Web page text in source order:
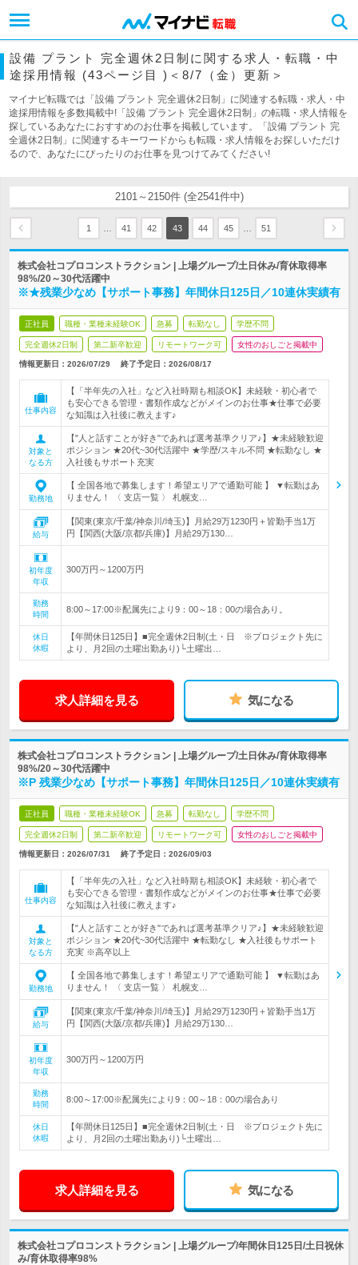
設備 プラント 完全週休2日制に関する求人・転職・中
途採用情報 (43ページ目 )＜8/7（金）更新＞
マイナビ転職では「設備 プラント 完全週休2日制」に関連する転職・求人・中
途採用情報を多数掲載中!「設備 プラント 完全週休2日制」の転職・求人情報を
探しているあなたにおすすめのお仕事を掲載しています。「設備 プラント 完
全週休2日制」に関連するキーワードからも転職・求人情報をお探しいただけ
るので、あなたにぴったりのお仕事を見つけてみてください!
2101～2150件 (全2541件中)
1 41 42 43 44 45 51
株式会社コプロコンストラクション | 上場グループ/土日休み/育休取得率
98%/20～30代活躍中
※★残業少なめ【サポート事務】年間休日125日／10連休実績有
正社員 職種・業種未経験OK 急募 転勤なし 学歴不問
完全週休2日制 第二新卒歓迎 リモートワーク可 女性のおしごと掲載中
情報更新日：2026/07/29 終了予定日： 2026/08/17
仕事内容
【「半年先の入社」など入社時期も相談OK】未経験・初心者で
も安心できる管理・書類作成などがメインのお仕事★仕事で必要
な知識は入社後に教えます♪
対象と
なる方
【"人と話すことが好き"であれば選考基準クリア♪】★未経験歓迎
ポジション ★20代~30代活躍中 ★学歴/スキル不問 ★転勤なし ★
入社後もサポート充実
勤務地
【 全国各地で募集します！希望エリアで通勤可能 】 ▼転勤はあ
りません！ 〈 支店一覧 〉 札幌支…
給与
【関東(東京/千葉/神奈川/埼玉)】月給29万1230円＋皆勤手当1万
円【関西(大阪/京都/兵庫)】月給29万130…
初年度
年収
300万円～1200万円
勤務
時間
8:00～17:00※配属先により9：00～18：00の場合あり。
休日
休暇
【年間休日125日】■完全週休2日制(土・日 ※プロジェクト先に
より、月2回の土曜出勤あり)└土曜出…
求人詳細を見る 気になる
株式会社コプロコンストラクション | 上場グループ/土日休み/育休取得率
98%/20～30代活躍中
※P 残業少なめ【サポート事務】年間休日125日／10連休実績有
正社員 職種・業種未経験OK 急募 転勤なし 学歴不問
完全週休2日制 第二新卒歓迎 リモートワーク可 女性のおしごと掲載中
情報更新日：2026/07/31 終了予定日： 2026/09/03
仕事内容
【「半年先の入社」など入社時期も相談OK】未経験・初心者で
も安心できる管理・書類作成などがメインのお仕事★仕事で必要
な知識は入社後に教えます♪
対象と
なる方
【"人と話すことが好き"であれば選考基準クリア♪】★未経験歓迎
ポジション ★20代~30代活躍中 ★転勤なし ★入社後もサポート
充実 ※高卒以上
勤務地
【 全国各地で募集します！希望エリアで通勤可能 】 ▼転勤はあ
りません！ 〈 支店一覧 〉 札幌支…
給与
【関東(東京/千葉/神奈川/埼玉)】月給29万1230円＋皆勤手当1万
円【関西(大阪/京都/兵庫)】月給29万130…
初年度
年収
300万円～1200万円
勤務
時間
8:00～17:00※配属先により9：00～18：00の場合あり
休日
休暇
【年間休日125日】■完全週休2日制(土・日 ※プロジェクト先に
より、月2回の土曜出勤あり)└土曜出…
求人詳細を見る 気になる
株式会社コプロコンストラクション | 上場グループ/年間休日125日/土日祝休
み/育休取得率98%